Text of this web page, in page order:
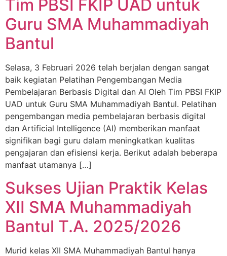
Tim PBSI FKIP UAD untuk
Guru SMA Muhammadiyah
Bantul
Selasa, 3 Februari 2026 telah berjalan dengan sangat
baik kegiatan Pelatihan Pengembangan Media
Pembelajaran Berbasis Digital dan AI Oleh Tim PBSI FKIP
UAD untuk Guru SMA Muhammadiyah Bantul. Pelatihan
pengembangan media pembelajaran berbasis digital
dan Artificial Intelligence (AI) memberikan manfaat
signifikan bagi guru dalam meningkatkan kualitas
pengajaran dan efisiensi kerja. Berikut adalah beberapa
manfaat utamanya […]
Sukses Ujian Praktik Kelas
XII SMA Muhammadiyah
Bantul T.A. 2025/2026
Murid kelas XII SMA Muhammadiyah Bantul hanya